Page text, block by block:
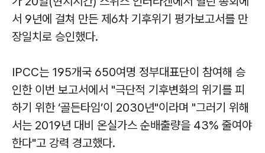
서 9년에 걸쳐 만든 제6차 기후위기 평가보고서를 만
장일치로 승인했다.
IPCC는 195개국 650여명 정부대표단이 참여해 승
인한 이번 보고서에서 "극단적 기후변화의 위기를 피
하기 위한 ‘골든타임’이 2030년"이라며 "그러기 위해
서는 2019년 대비 온실가스 순배출량을 43% 줄여야
한다"고 강력 경고했다.